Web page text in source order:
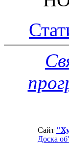
Сайт
Доска